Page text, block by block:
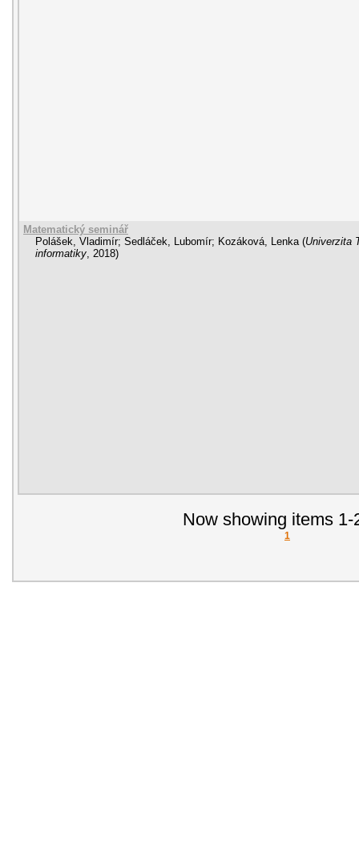
Matematický seminář
Polášek, Vladimír; Sedláček, Lubomír; Kozáková, Lenka (Univerzita
informatiky 2018)
Now showing items 1-
1